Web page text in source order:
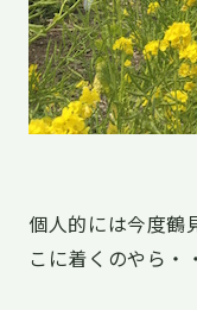
個人的には今度鶴
こに着くのやら・